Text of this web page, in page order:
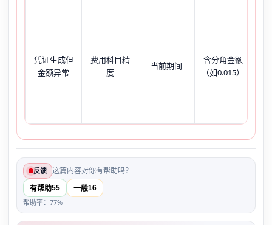
凭证生成但
金额异常
费用科目精
度
当前期间
含分角金额
（如0.015）
反馈 这篇内容对你有帮助吗？
有帮助55 一般16
帮助率：77%